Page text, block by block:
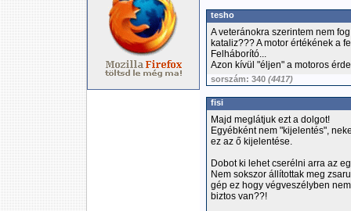
tesho
A veteránokra szerintem nem
kataliz??? A motor értékének a
Felháborító...
Azon kívül "éljen" a motoros
sorszám: 340 (4417)
fisi
Majd meglátjuk ezt a dolgot!
Egyébként nem "kijelentés",
ez az ő kijelentése.
Dobot ki lehet cserélni arra az
Nem sokszor állítottak meg
gép ez hogy végveszélyben
biztos van??!